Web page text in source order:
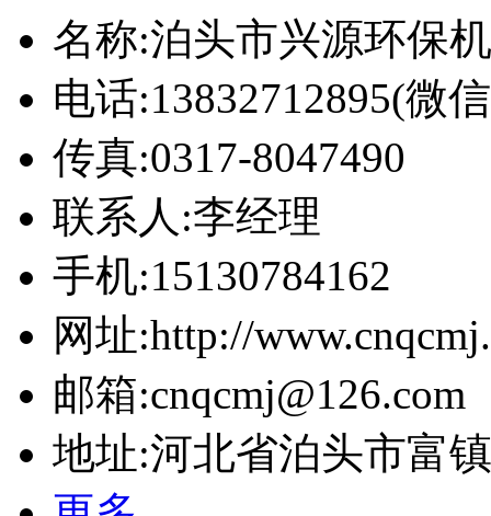
名称:泊头市兴源环保
电话:13832712895(微
传真:0317-8047490
联系人:李经理
手机:15130784162
网址:http://
邮箱:cnqcmj@126.com
地址:河北省泊头市富